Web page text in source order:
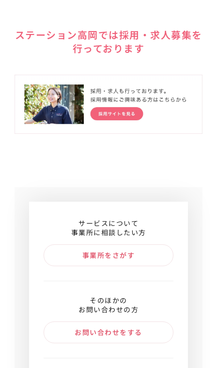
ステーション高岡では採用・求人募集を
行っております
サービスについて
事業所に相談したい方
事業所をさがす
そのほかの
お問い合わせの方
お問い合わせをする